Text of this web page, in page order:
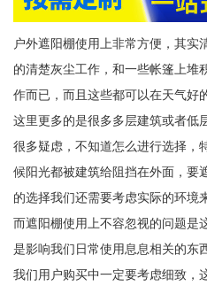
户外遮阳棚使用上非常方便，其实
的清楚灰尘工作，和一些帐篷上堆
作而已，而且这些都可以在天气好
这里更多的是很多多层建筑或者低
很多疑虑，不知道怎么进行选择，
候阳光都被建筑给阻挡在外面，要
的选择我们还需要考虑实际的环境
而遮阳棚使用上不容忽视的问题是
是影响我们日常使用息息相关的东
我们用户购买中一定要考虑细致，